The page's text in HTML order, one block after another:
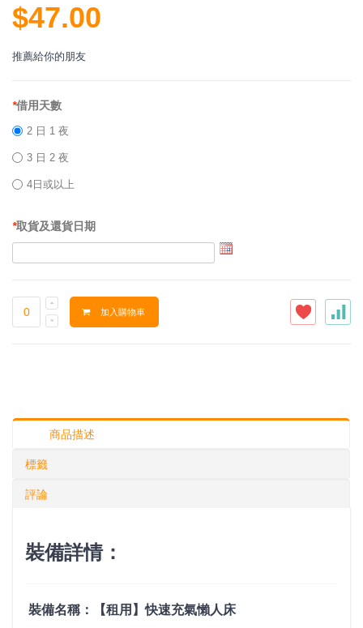
$47.00
推薦給你的朋友
*借用天數
2 日 1 夜
3 日 2 夜
4日或以上
*取貨及還貨日期
加入購物車
商品描述
標籤
評論
裝備詳情：
裝備名稱：【租用】快速充氣懶人床